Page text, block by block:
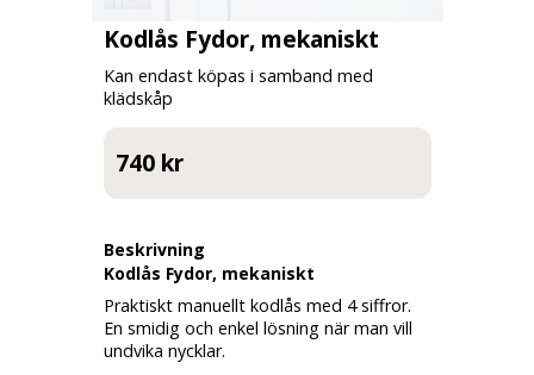
Kodlås Fydor, mekaniskt
Kan endast köpas i samband med
klädskåp
740 kr
Beskrivning
Kodlås Fydor, mekaniskt
Praktiskt manuellt kodlås med 4 siffror.
En smidig och enkel lösning när man vill
undvika nycklar.